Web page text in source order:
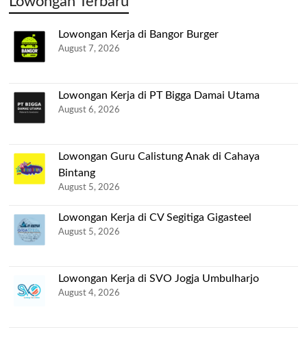
Lowongan Kerja di Bangor Burger
August 7, 2026
Lowongan Kerja di PT Bigga Damai Utama
August 6, 2026
Lowongan Guru Calistung Anak di Cahaya
Bintang
August 5, 2026
Lowongan Kerja di CV Segitiga Gigasteel
August 5, 2026
Lowongan Kerja di SVO Jogja Umbulharjo
August 4, 2026